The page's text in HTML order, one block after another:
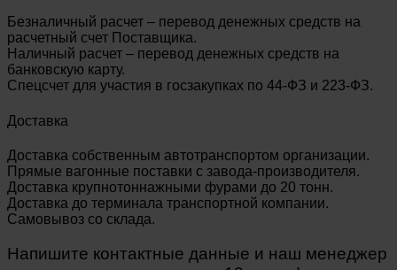
Безналичный расчет – перевод денежных средств на
расчетный счет Поставщика.
Наличный расчет – перевод денежных средств на
банковскую карту.
Спецсчет для участия в госзакупках по 44-ФЗ и 223-ФЗ.
Доставка
Доставка собственным автотранспортом организации.
Прямые вагонные поставки с завода-производителя.
Доставка крупнотоннажными фурами до 20 тонн.
Доставка до терминала транспортной компании.
Самовывоз со склада.
Напишите контактные данные и наш менеджер